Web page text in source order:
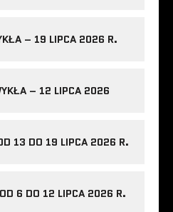
– 19 LIPCA 2026 R.
– 12 LIPCA 2026
13 DO 19 LIPCA 2026 R.
6 DO 12 LIPCA 2026 R.